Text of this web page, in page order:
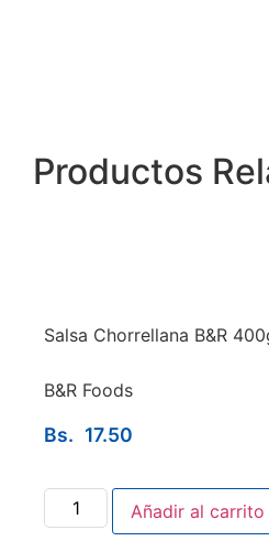
Productos
Salsa Chorrellana B&R
B&R Foods
Bs. 17.50
Añadir al carrito